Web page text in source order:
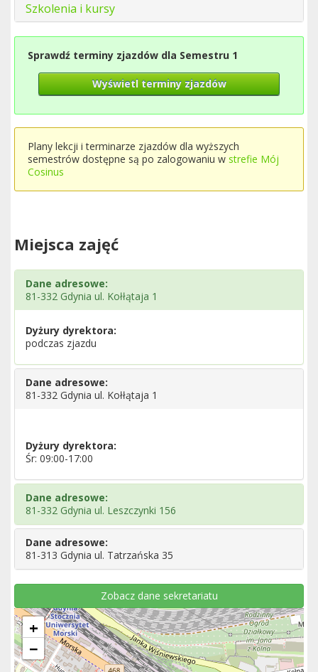
Szkolenia i kursy
Sprawdź terminy zjazdów dla Semestru 1
Wyświetl terminy zjazdów
Plany lekcji i terminarze zjazdów dla wyższych
semestrów dostępne są po zalogowaniu w strefie Mój
Cosinus
Miejsca zajęć
Dane adresowe:
81-332 Gdynia ul. Kołłątaja 1
Dyżury dyrektora:
podczas zjazdu
Dane adresowe:
81-332 Gdynia ul. Kołłątaja 1
Dyżury dyrektora:
Śr: 09:00-17:00
Dane adresowe:
81-332 Gdynia ul. Leszczynki 156
Dane adresowe:
81-313 Gdynia ul. Tatrzańska 35
Zobacz dane sekretariatu
+
−